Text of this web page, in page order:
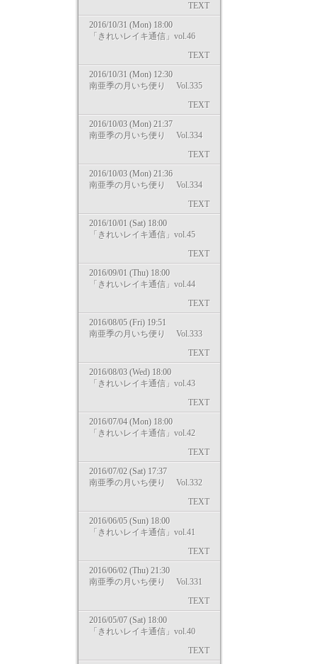
TEXT
2016/10/31 (Mon) 18:00
「きれいレイキ通信」vol.46
TEXT
2016/10/31 (Mon) 12:30
南亜季の月いち便り Vol.335
TEXT
2016/10/03 (Mon) 21:37
南亜季の月いち便り Vol.334
TEXT
2016/10/03 (Mon) 21:36
南亜季の月いち便り Vol.334
TEXT
2016/10/01 (Sat) 18:00
「きれいレイキ通信」vol.45
TEXT
2016/09/01 (Thu) 18:00
「きれいレイキ通信」vol.44
TEXT
2016/08/05 (Fri) 19:51
南亜季の月いち便り Vol.333
TEXT
2016/08/03 (Wed) 18:00
「きれいレイキ通信」vol.43
TEXT
2016/07/04 (Mon) 18:00
「きれいレイキ通信」vol.42
TEXT
2016/07/02 (Sat) 17:37
南亜季の月いち便り Vol.332
TEXT
2016/06/05 (Sun) 18:00
「きれいレイキ通信」vol.41
TEXT
2016/06/02 (Thu) 21:30
南亜季の月いち便り Vol.331
TEXT
2016/05/07 (Sat) 18:00
「きれいレイキ通信」vol.40
TEXT